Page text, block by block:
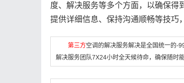
度、解决服务等多个方面，以确保得
提供详细信息、保持沟通顺畅等技巧
第三方空调的解决服务解决是全国统一的-
解决服务团队7X24小时全天候待命，确保随时